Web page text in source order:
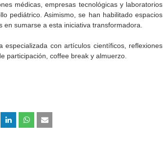
médicas, empresas tecnológicas y laboratorios
pediátrico. Asimismo, se han habilitado espacios
sumarse a esta iniciativa transformadora.
especializada con artículos científicos, reflexiones
participación, coffee break y almuerzo.